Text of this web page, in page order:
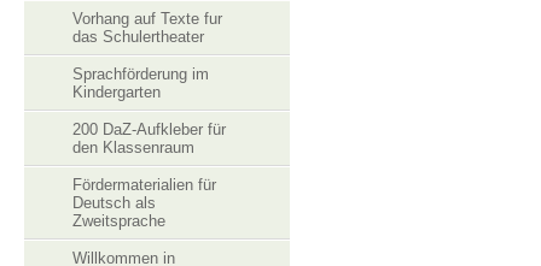
Vorhang auf Texte fur
das Schulertheater
Sprachförderung im
Kindergarten
200 DaZ-Aufkleber für
den Klassenraum
Fördermaterialien für
Deutsch als
Zweitsprache
Willkommen in